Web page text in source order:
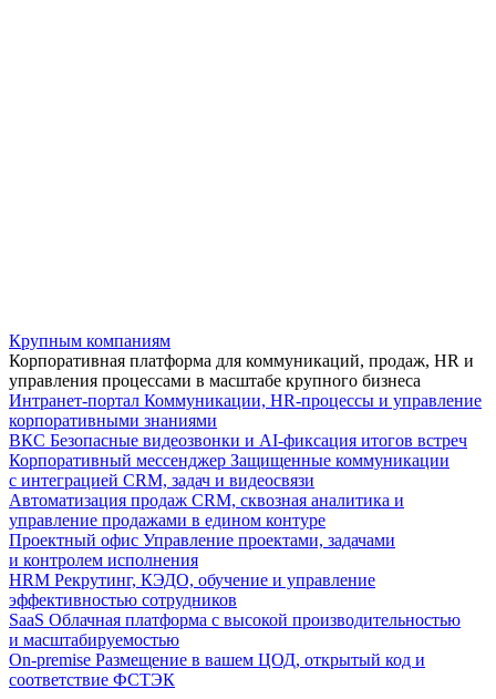
Крупным компаниям
Корпоративная платформа для коммуникаций, продаж, HR и
управления процессами в масштабе крупного бизнеса
Интранет-портал Коммуникации, HR-процессы и управление
корпоративными знаниями
ВКС Безопасные видеозвонки и AI-фиксация итогов встреч
Корпоративный мессенджер Защищенные коммуникации
с интеграцией CRM, задач и видеосвязи
Автоматизация продаж CRM, сквозная аналитика и
управление продажами в едином контуре
Проектный офис Управление проектами, задачами
и контролем исполнения
HRM Рекрутинг, КЭДО, обучение и управление
эффективностью сотрудников
SaaS Облачная платформа с высокой производительностью
и масштабируемостью
On-premise Размещение в вашем ЦОД, открытый код и
соответствие ФСТЭК